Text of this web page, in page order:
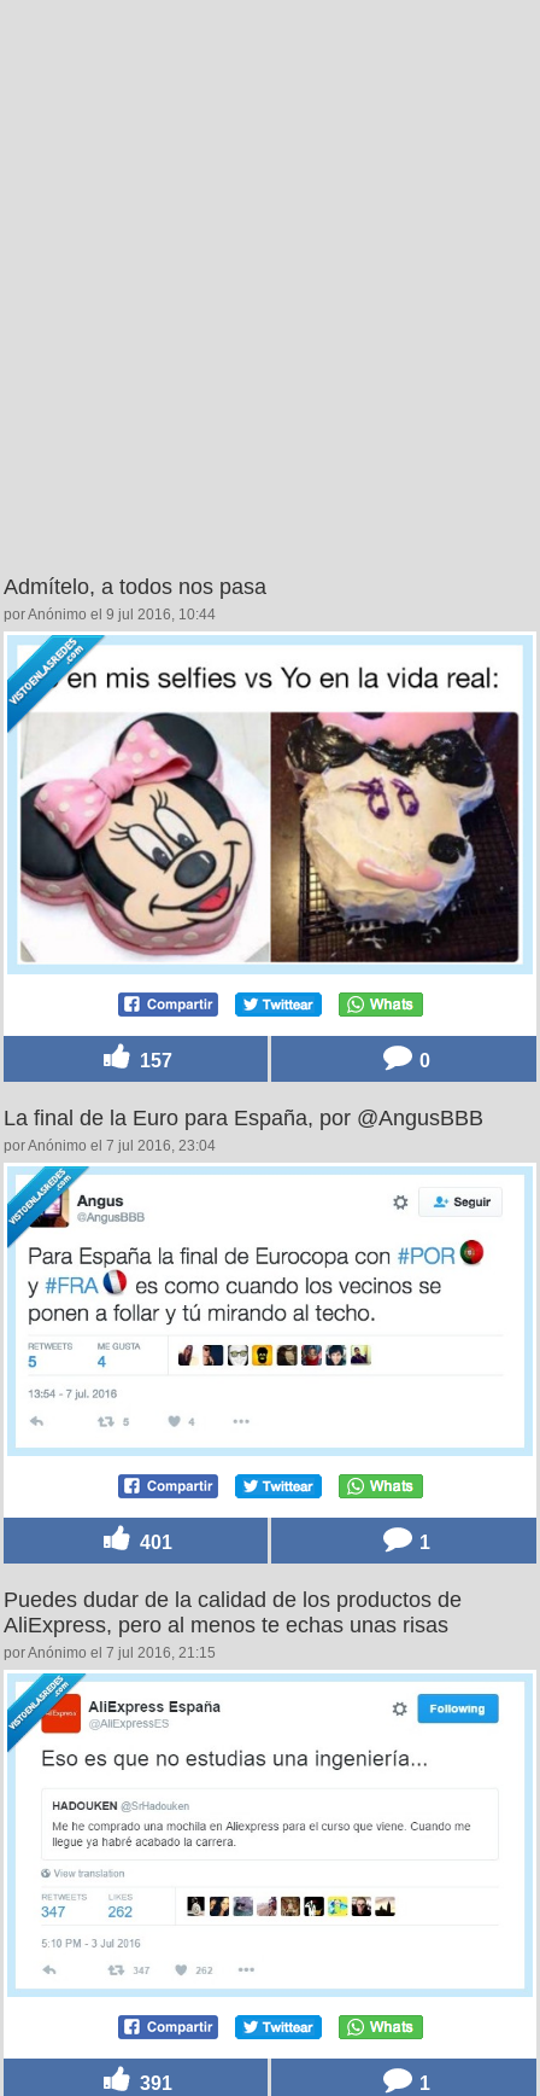
Admítelo, a todos nos pasa
por Anónimo el 9 jul 2016, 10:44
157 0
La final de la Euro para España, por @AngusBBB
por Anónimo el 7 jul 2016, 23:04
401 1
Puedes dudar de la calidad de los productos de
AliExpress, pero al menos te echas unas risas
por Anónimo el 7 jul 2016, 21:15
391 1